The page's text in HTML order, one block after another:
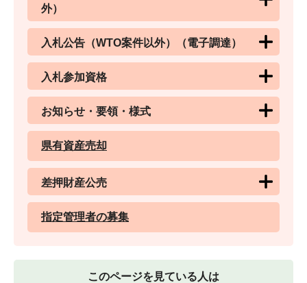
外）
入札公告（WTO案件以外）（電子調達）
入札参加資格
お知らせ・要領・様式
県有資産売却
差押財産公売
指定管理者の募集
このページを見ている人は